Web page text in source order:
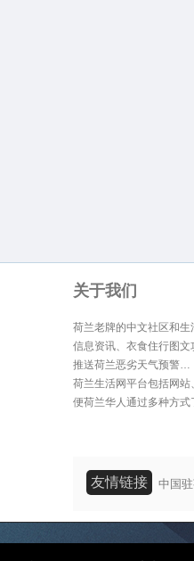
关于我们
荷兰老牌的中文社区和
信息资讯、衣食住行图
推送荷兰恶劣天气预警…
荷兰生活网平台包括网
便荷兰华人通过多种方式
友情链接 中国